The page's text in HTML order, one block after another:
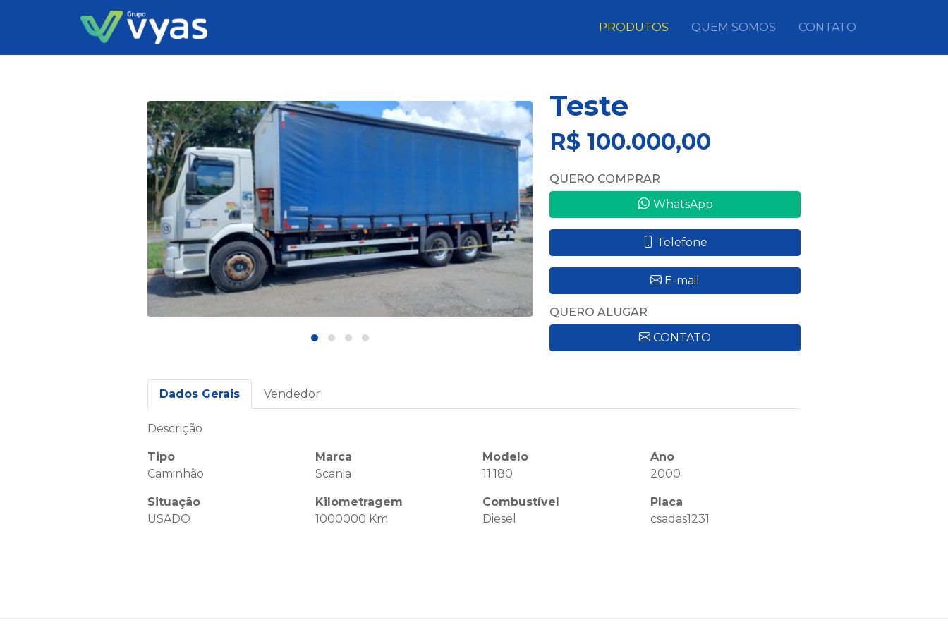
PRODUTOS QUEM SOMOS CONTATO
Teste
R$ 100.000,00
QUERO COMPRAR
WhatsApp
Telefone
E-mail
QUERO ALUGAR
CONTATO
Dados Gerais Vendedor
Descrição
Tipo
Caminhão
Marca
Scania
Modelo
11.180
Ano
2000
Situação
USADO
Kilometragem
1000000 Km
Combustível
Diesel
Placa
csadas1231